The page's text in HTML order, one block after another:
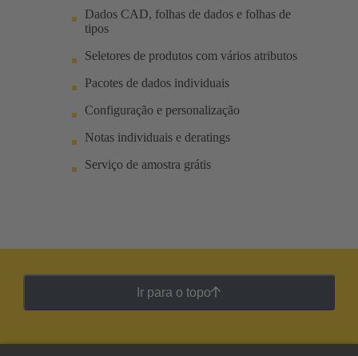
Dados CAD, folhas de dados e folhas de
tipos
Seletores de produtos com vários atributos
Pacotes de dados individuais
Configuração e personalização
Notas individuais e deratings
Serviço de amostra grátis
Ir para o topo